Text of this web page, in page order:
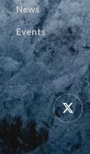
News
Events
x-
twitter